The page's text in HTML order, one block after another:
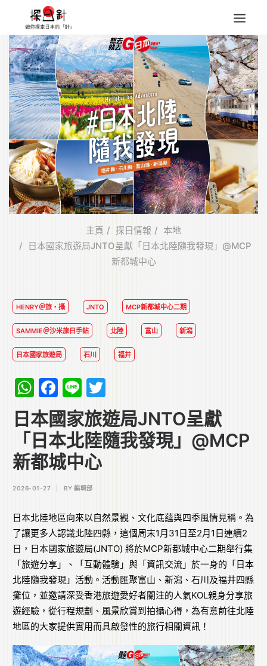
東北
四國
中部
人氣目的地
本地情報
東瀛特集
旅遊商品
Search
for:
主頁
探日情報
本地
日本國家旅遊局JNTO呈獻「日本北陸隨我發現」@MCP
新都城中心
HENRY＠旅・攝 JNTO MCP新都城中心二期
SAMMIE＠沙米旅日手帖 北陸 富山 新潟
日本國家旅遊局 石川 福井
WhatsApp
Facebook
Line
日本國家旅遊局JNTO呈獻
「日本北陸隨我發現」@MCP
新都城中心
2026-01-27 BY 編輯部
日本北陸地區向來以自然景觀、文化底蘊與四季風情見稱。為
了讓更多人認識北陸四縣，這個周末1月31日至2月1日連續2
日，日本國家旅遊局(JNTO) 將於MCP新都城中心二期舉行集
「旅遊分享」、「互動體驗」與「資訊交流」於一身的「日本
北陸隨我發現」活動。活動匯聚富山、新潟、石川及福井四縣
攤位，並邀請深受香港旅遊愛好者關注的人氣KOL親身分享旅
遊經驗，從行程規劃、風景欣賞到拍攝心得，為有意前往北陸
地區的大家提供實用而具啟發性的旅行相關資訊！